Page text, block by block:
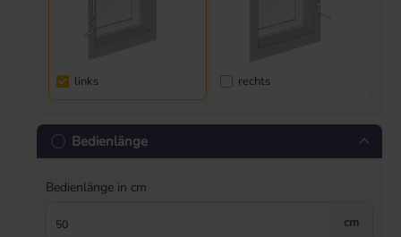
links rechts
Bedienlänge
Bedienlänge in cm
cm